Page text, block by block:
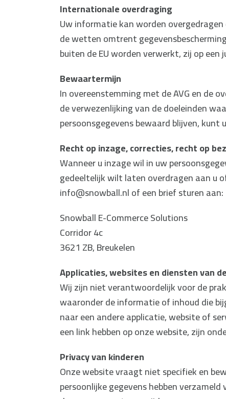
Internationale overdraging
Uw informatie kan worden
de wetten omtrent
buiten de EU worden verwerkt, zij op
Bewaartermijn
In overeenstemming met de AVG en de
de verwezenlijking van de doeleinden
persoonsgegevens bewaard blijven,
Recht op inzage, correcties, recht op
Wanneer u inzage wil in uw
gedeeltelijk wilt laten overdragen aan u
info@snowball.nl of een brief sturen aan:
Snowball E-Commerce Solutions
Corridor 4c
3621 ZB, Breukelen
Applicaties, websites en diensten van
Wij zijn niet verantwoordelijk voor de
waaronder de informatie of inhoud die
naar een andere applicatie, website of
een link hebben op onze website, zijn
Privacy van kinderen
Onze website vraagt niet specifiek en
persoonlijke gegevens hebben